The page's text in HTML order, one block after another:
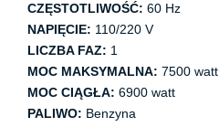
CZĘSTOTLIWOŚĆ: 60 Hz
NAPIĘCIE: 110/220 V
LICZBA FAZ: 1
MOC MAKSYMALNA: 7500 watt
MOC CIĄGŁA: 6900 watt
PALIWO: Benzyna